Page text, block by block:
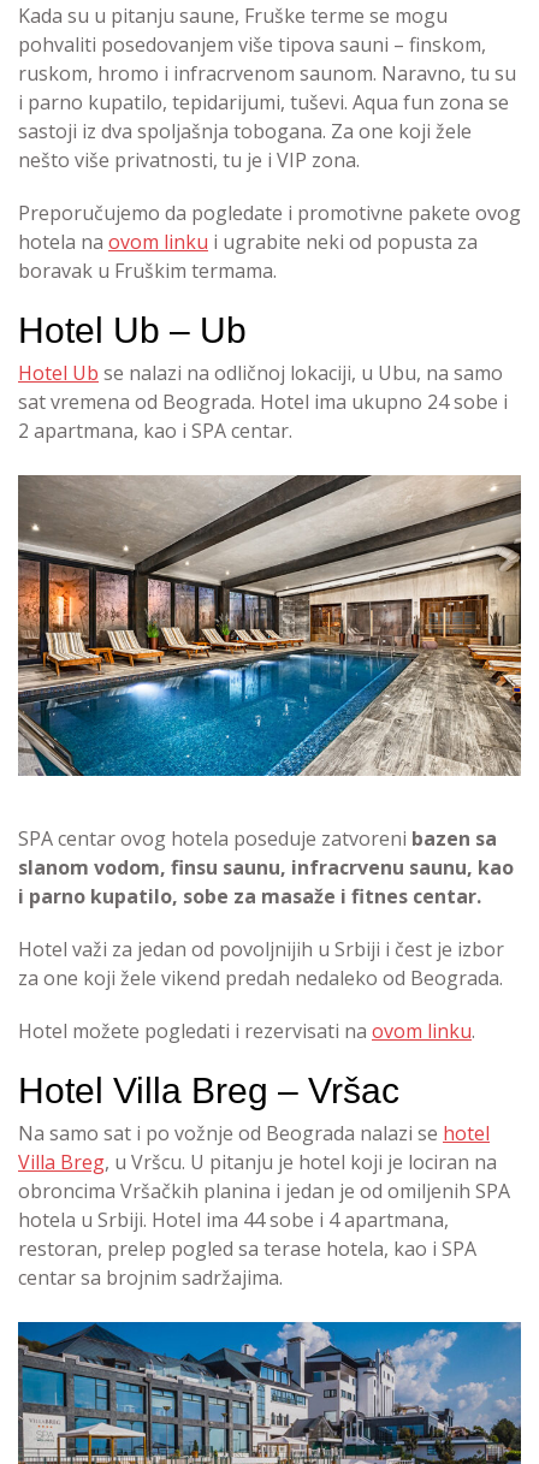
Kada su u pitanju saune, Fruške terme se mogu
pohvaliti posedovanjem više tipova sauni – finskom,
ruskom, hromo i infracrvenom saunom. Naravno, tu su
i parno kupatilo, tepidarijumi, tuševi. Aqua fun zona se
sastoji iz dva spoljašnja tobogana. Za one koji žele
nešto više privatnosti, tu je i VIP zona.
Preporučujemo da pogledate i promotivne pakete ovog
hotela na ovom linku i ugrabite neki od popusta za
boravak u Fruškim termama.
Hotel Ub – Ub
Hotel Ub se nalazi na odličnoj lokaciji, u Ubu, na samo
sat vremena od Beograda. Hotel ima ukupno 24 sobe i
2 apartmana, kao i SPA centar.
SPA centar ovog hotela poseduje zatvoreni bazen sa
slanom vodom, finsu saunu, infracrvenu saunu, kao
i parno kupatilo, sobe za masaže i fitnes centar.
Hotel važi za jedan od povoljnijih u Srbiji i čest je izbor
za one koji žele vikend predah nedaleko od Beograda.
Hotel možete pogledati i rezervisati na ovom linku.
Hotel Villa Breg – Vršac
Na samo sat i po vožnje od Beograda nalazi se hotel
Villa Breg, u Vršcu. U pitanju je hotel koji je lociran na
obroncima Vršačkih planina i jedan je od omiljenih SPA
hotela u Srbiji. Hotel ima 44 sobe i 4 apartmana,
restoran, prelep pogled sa terase hotela, kao i SPA
centar sa brojnim sadržajima.